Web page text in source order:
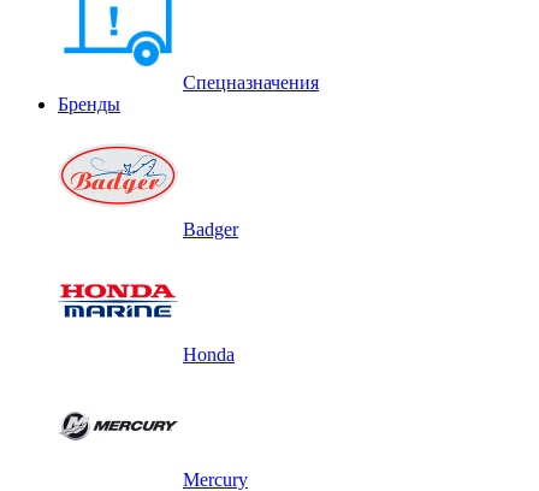
Спецназначения
Бренды
Badger
Honda
Mercury